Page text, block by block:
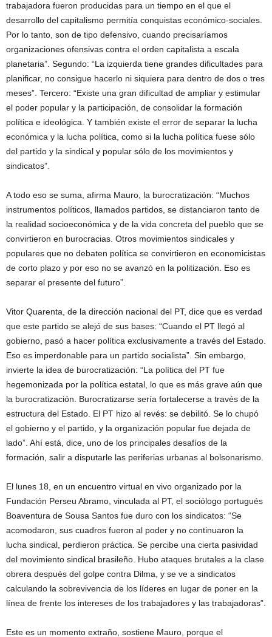
trabajadora fueron producidas para un tiempo en el que el
desarrollo del capitalismo permitía conquistas económico-sociales.
Por lo tanto, son de tipo defensivo, cuando precisaríamos
organizaciones ofensivas contra el orden capitalista a escala
planetaria”. Segundo: “La izquierda tiene grandes dificultades para
planificar, no consigue hacerlo ni siquiera para dentro de dos o tres
meses”. Tercero: “Existe una gran dificultad de ampliar y estimular
el poder popular y la participación, de consolidar la formación
política e ideológica. Y también existe el error de separar la lucha
económica y la lucha política, como si la lucha política fuese sólo
del partido y la sindical y popular sólo de los movimientos y
sindicatos”.
A todo eso se suma, afirma Mauro, la burocratización: “Muchos
instrumentos políticos, llamados partidos, se distanciaron tanto de
la realidad socioeconómica y de la vida concreta del pueblo que se
convirtieron en burocracias. Otros movimientos sindicales y
populares que no debaten política se convirtieron en economicistas
de corto plazo y por eso no se avanzó en la politización. Eso es
separar el presente del futuro”.
Vitor Quarenta, de la dirección nacional del PT, dice que es verdad
que este partido se alejó de sus bases: “Cuando el PT llegó al
gobierno, pasó a hacer política exclusivamente a través del Estado.
Eso es imperdonable para un partido socialista”. Sin embargo,
invierte la idea de burocratización: “La política del PT fue
hegemonizada por la política estatal, lo que es más grave aún que
la burocratización. Burocratizarse sería fortalecerse a través de la
estructura del Estado. El PT hizo al revés: se debilitó. Se lo chupó
el gobierno y el partido, y la organización popular fue dejada de
lado”. Ahí está, dice, uno de los principales desafíos de la
formación, salir a disputarle las periferias urbanas al bolsonarismo.
El lunes 18, en un encuentro virtual en vivo organizado por la
Fundación Perseu Abramo, vinculada al PT, el sociólogo portugués
Boaventura de Sousa Santos fue duro con los sindicatos: “Se
acomodaron, sus cuadros fueron al poder y no continuaron la
lucha sindical, perdieron práctica. Se percibe una cierta pasividad
del movimiento sindical brasileño. Hubo ataques brutales a la clase
obrera después del golpe contra Dilma, y se ve a sindicatos
calculando la sobrevivencia de los líderes en lugar de poner en la
línea de frente los intereses de los trabajadores y las trabajadoras”.
Este es un momento extraño, sostiene Mauro, porque el